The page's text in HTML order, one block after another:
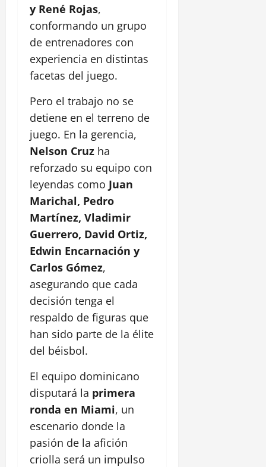
y René Rojas,
conformando un grupo
de entrenadores con
experiencia en distintas
facetas del juego.
Pero el trabajo no se
detiene en el terreno de
juego. En la gerencia,
Nelson Cruz ha
reforzado su equipo con
leyendas como Juan
Marichal, Pedro
Martínez, Vladimir
Guerrero, David Ortiz,
Edwin Encarnación y
Carlos Gómez,
asegurando que cada
decisión tenga el
respaldo de figuras que
han sido parte de la élite
del béisbol.
El equipo dominicano
disputará la primera
ronda en Miami, un
escenario donde la
pasión de la afición
criolla será un impulso